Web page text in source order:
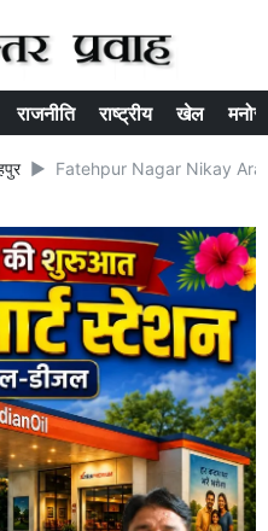
राजनीति राष्ट्रीय खेल
Fatehpur Nagar Nikay